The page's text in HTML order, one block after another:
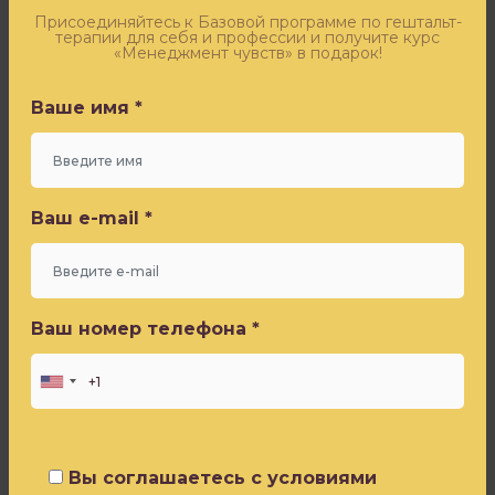
Закрытый
гештальт,
таком
может
выглядеть
не
уверен
Оставьте заявку - и получите бесплатный доступ к
эфиру «Синдром самозванца» от Игоря Погодина
Ваш e-mail *
Ваш номер телефона *
Политики конфиденциальности
Присоединяйтесь к Базовой программе по гештальт-
терапии для себя и профессии и получите курс
«Менеджмент чувств» в подарок!
Ваше имя *
Ваш e-mail *
Ваш номер телефона *
Вы соглашаетесь с условиями